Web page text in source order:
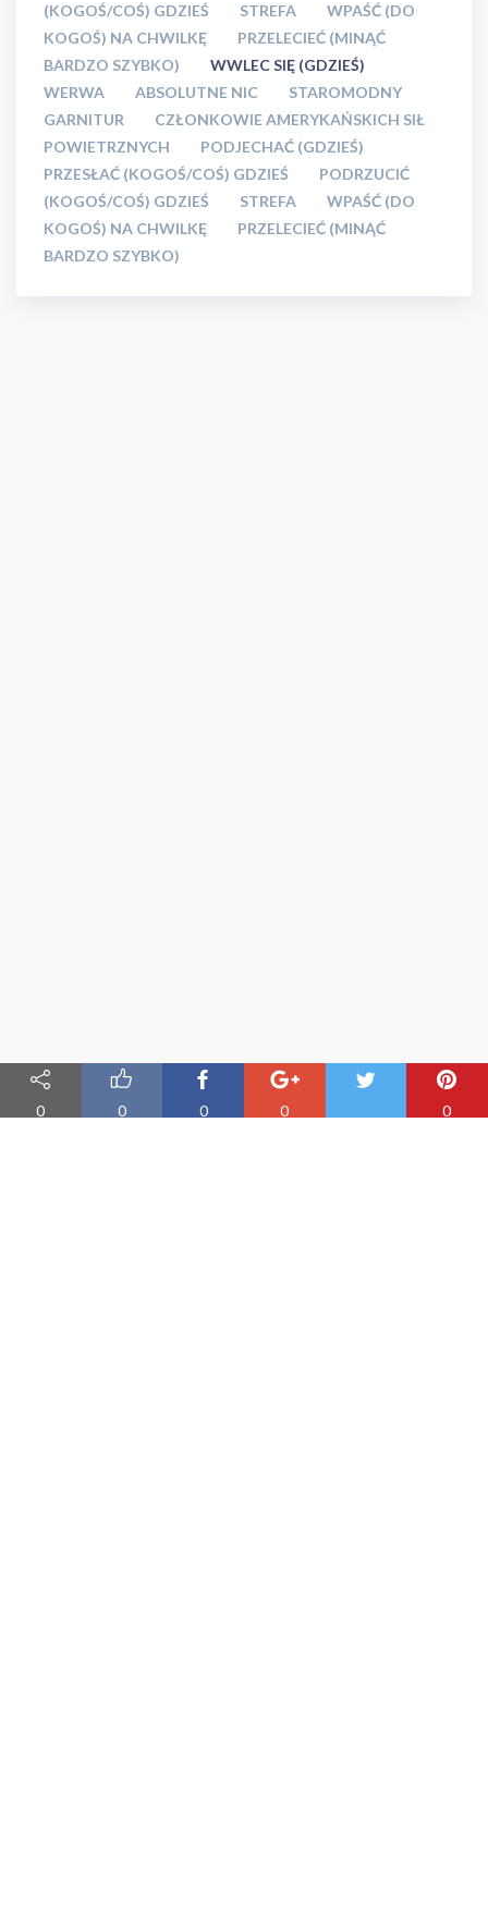
(KOGOŚ/COŚ) GDZIEŚ
STREFA
WPAŚĆ (DO
KOGOŚ) NA CHWILKĘ
PRZELECIEĆ (MINĄĆ
BARDZO SZYBKO)
WWLEC SIĘ (GDZIEŚ)
WERWA
ABSOLUTNE NIC
STAROMODNY
GARNITUR
CZŁONKOWIE AMERYKAŃSKICH SIŁ
POWIETRZNYCH
PODJECHAĆ (GDZIEŚ)
PRZESŁAĆ (KOGOŚ/COŚ) GDZIEŚ
PODRZUCIĆ
(KOGOŚ/COŚ) GDZIEŚ
STREFA
WPAŚĆ (DO
KOGOŚ) NA CHWILKĘ
PRZELECIEĆ (MINĄĆ
BARDZO SZYBKO)
0 0 0 0 0